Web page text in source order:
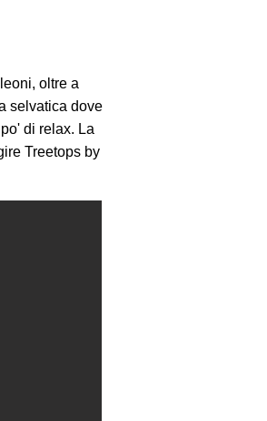
oltre a
selvatica dove
di relax. La
Treetops by